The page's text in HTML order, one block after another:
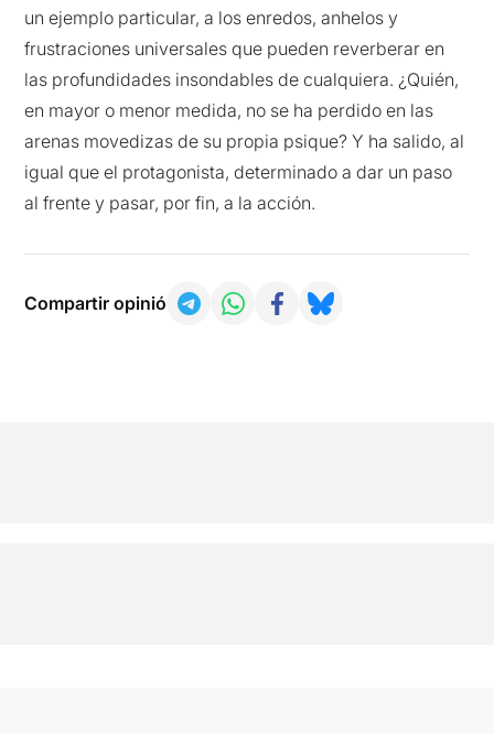
un ejemplo particular, a los enredos, anhelos y
frustraciones universales que pueden reverberar en
las profundidades insondables de cualquiera. ¿Quién,
en mayor o menor medida, no se ha perdido en las
arenas movedizas de su propia psique? Y ha salido, al
igual que el protagonista, determinado a dar un paso
al frente y pasar, por fin, a la acción.
Compartir opinió